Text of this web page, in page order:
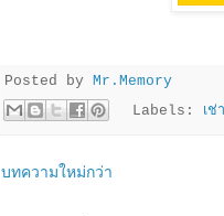
Posted by Mr.Memory
Labels:
เช่
บทความใหม่กว่า